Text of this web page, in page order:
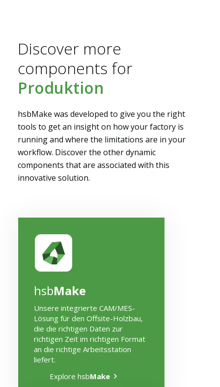
Lösungen
Discover more
components for
Produktion
hsbMake was developed to give you the right
tools to get an insight on how your factory is
running and where the limitations are in your
workflow. Discover the other dynamic
components that are associated with this
innovative solution.
hsbMake
Unsere integrierte CAM/MES-
Lösung für den Offsite-Holzbau,
die die richtigen Daten zur
richtigen Zeit im richtigen Format
an die richtige Arbeitsstation
liefert.
Explore hsbMake